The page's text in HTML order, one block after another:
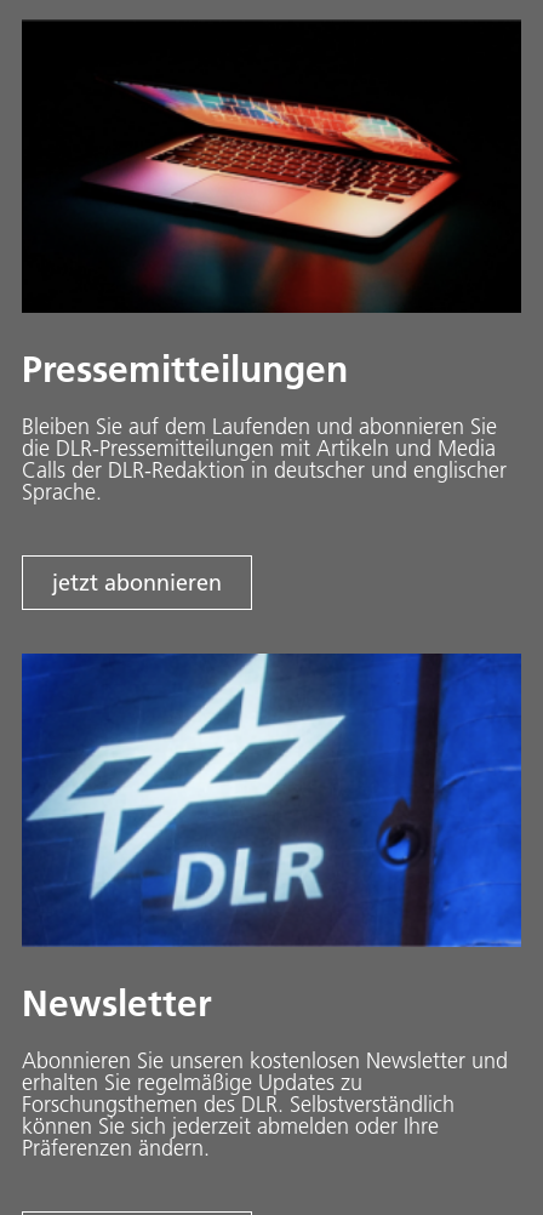
Pressemitteilungen
Bleiben Sie auf dem Laufenden und abonnieren Sie
die DLR-Pressemitteilungen mit Artikeln und Media
Calls der DLR-Redaktion in deutscher und englischer
Sprache.
jetzt abonnieren
Newsletter
Abonnieren Sie unseren kostenlosen Newsletter und
erhalten Sie regelmäßige Updates zu
Forschungsthemen des DLR. Selbstverständlich
können Sie sich jederzeit abmelden oder Ihre
Präferenzen ändern.